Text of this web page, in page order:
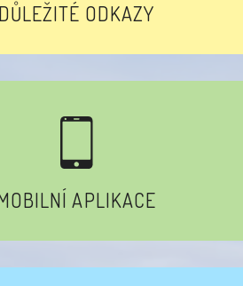
DŮLEŽITÉ ODKAZY
APLIKACE